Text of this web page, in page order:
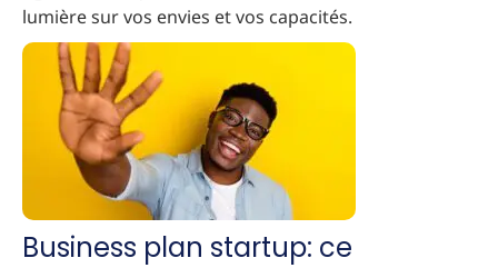
lumière sur vos envies et vos capacités.
Business plan startup: ce